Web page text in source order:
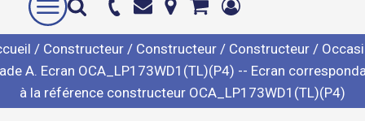
/ Constructeur/ Constructeur/ Constructeur/
A. Ecran OCA_LP173WD1(TL)(P4) -- Ecran
à la référence constructeur OCA_LP173WD1(TL)(P4)